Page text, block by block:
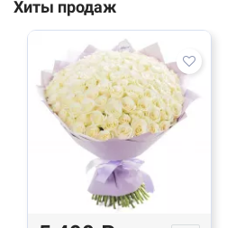
Хиты продаж